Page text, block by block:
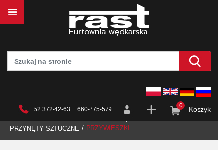
52 372-42-63 660-775-579
0 Koszyk
PRZYNĘTY SZTUCZNE
PRZYWIESZKI